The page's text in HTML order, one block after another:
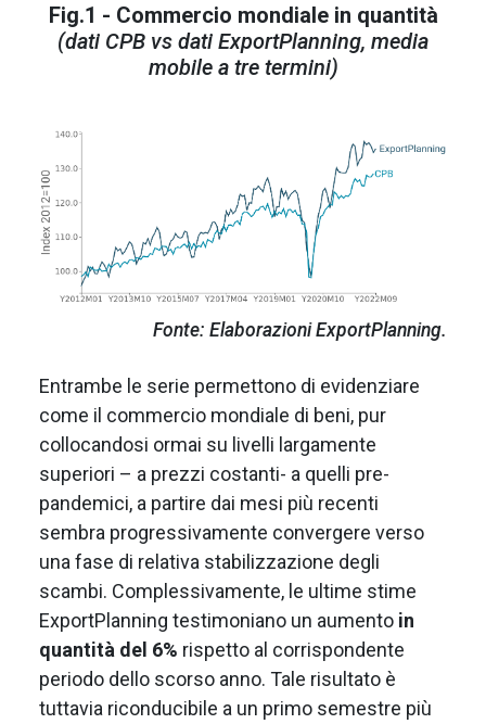
Fig.1 - Commercio mondiale in quantità
(dati CPB vs dati ExportPlanning, media
mobile a tre termini)
Fonte: Elaborazioni ExportPlanning.
Entrambe le serie permettono di evidenziare
come il commercio mondiale di beni, pur
collocandosi ormai su livelli largamente
superiori – a prezzi costanti- a quelli pre-
pandemici, a partire dai mesi più recenti
sembra progressivamente convergere verso
una fase di relativa stabilizzazione degli
scambi. Complessivamente, le ultime stime
ExportPlanning testimoniano un aumento in
quantità del 6% rispetto al corrispondente
periodo dello scorso anno. Tale risultato è
tuttavia riconducibile a un primo semestre più